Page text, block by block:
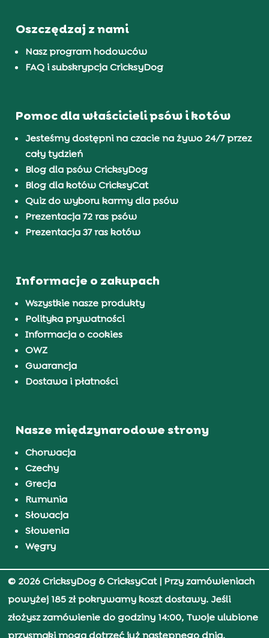
Oszczędzaj z nami
Nasz program hodowców
FAQ i subskrypcja CricksyDog
Pomoc dla właścicieli psów i kotów
Jesteśmy dostępni na czacie na żywo 24/7 przez
cały tydzień
Blog dla psów CricksyDog
Blog dla kotów CricksyCat
Quiz do wyboru karmy dla psów
Prezentacja 72 ras psów
Prezentacja 37 ras kotów
Informacje o zakupach
Wszystkie nasze produkty
Polityka prywatności
Informacja o cookies
OWZ
Gwarancja
Dostawa i płatności
Nasze międzynarodowe strony
Chorwacja
Czechy
Grecja
Rumunia
Słowacja
Słowenia
Węgry
© 2026 CricksyDog & CricksyCat| Przy zamówieniach
powyżej 185 zł pokrywamy koszt dostawy. Jeśli
złożysz zamówienie do godziny 14:00, Twoje ulubione
przysmaki mogą dotrzeć już następnego dnia.